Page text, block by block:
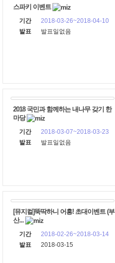
스파키 이벤트
기간
2018-03-26~2018-04-10
발표
발표일없음
2018 국민과 함께하는 내나무 갖기 한
마당
기간
2018-03-07~2018-03-23
발표
발표일없음
[뮤지컬]뚝딱하니 어흥! 초대이벤트 (부
산...
기간
2018-02-26~2018-03-14
발표
2018-03-15